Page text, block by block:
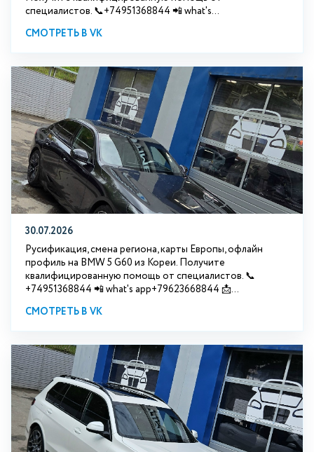
специалистов. 📞+74951368844 📲 what's...
СМОТРЕТЬ В VK
30.07.2026
Русификация, смена региона, карты Европы, офлайн
профиль на BMW 5 G60 из Кореи. Получите
квалифицированную помощь от специалистов. 📞
+74951368844 📲 what's app+79623668844 📩...
СМОТРЕТЬ В VK